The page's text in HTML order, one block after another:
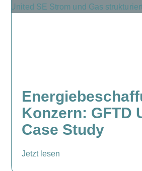
Konzern: GFTD
Case Study
Jetzt lesen